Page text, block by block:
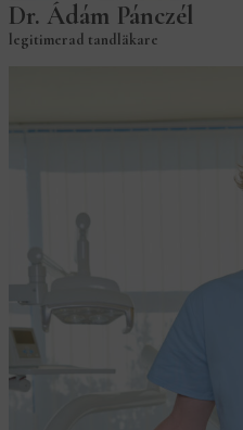
Dr. Ádám Pánczél
legitimerad tandläkare